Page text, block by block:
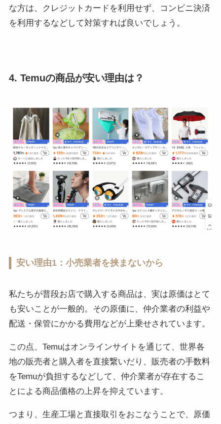
な方は、クレジットカードを利用せず、コンビニ決済
を利用するなどして対策すれば良いでしょう。
4. Temuの商品が安い理由は？
安い理由1：小売業者を挟まないから
私たちが普段お店で購入する商品は、実は原価はとて
も安いことが一般的。その原価に、仲介業者の利益や
配送・保管にかかる費用などが上乗せされています。
この点、Temuはオンラインサイトを通じて、世界各
地の販売者と購入者を直接繋いだり、販売者の手数料
をTemuが負担するなどして、仲介業者が存在するこ
とによる商品価格の上昇を抑えています。
つまり、生産工場と直接取引をおこなうことで、原価